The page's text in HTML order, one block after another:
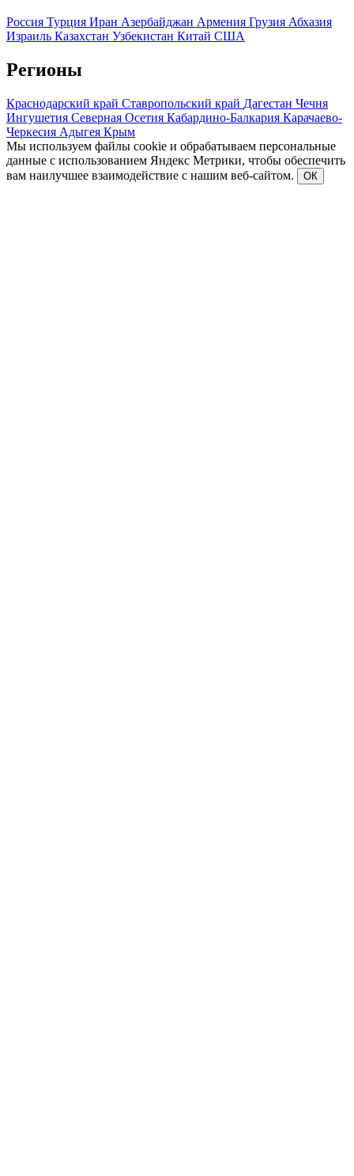
Россия Турция Иран Азербайджан Армения Грузия Абхазия
Израиль Казахстан Узбекистан Китай США
Регионы
Краснодарский край Ставропольский край Дагестан Чечня
Ингушетия Северная Осетия Кабардино-Балкария Карачаево-
Черкесия Адыгея Крым
Мы используем файлы cookie и обрабатываем персональные
данные с использованием Яндекс Метрики, чтобы обеспечить
вам наилучшее взаимодействие с нашим веб-сайтом.
ОК